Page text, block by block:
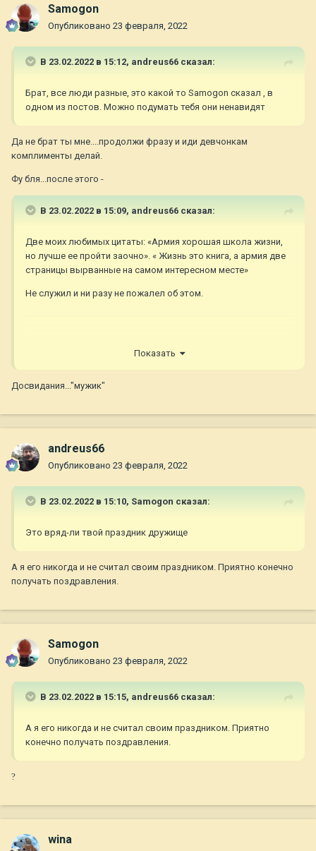
Samogon
Опубликовано 23 февраля, 2022
В 23.02.2022 в 15:12, andreus66 сказал:
Брат, все люди разные, это какой то Samogon сказал , в
одном из постов. Можно подумать тебя они ненавидят
Да не брат ты мне....продолжи фразу и иди девчонкам
комплименты делай.
Фу бля...после этого -
В 23.02.2022 в 15:09, andreus66 сказал:
Две моих любимых цитаты: «Армия хорошая школа жизни,
но лучше ее пройти заочно». « Жизнь это книга, а армия две
страницы вырванные на самом интересном месте»
Не служил и ни разу не пожалел об этом.
Показать
Досвидания..."мужик"
andreus66
Опубликовано 23 февраля, 2022
В 23.02.2022 в 15:10, Samogon сказал:
Это вряд-ли твой праздник дружище
А я его никогда и не считал своим праздником. Приятно конечно
получать поздравления.
Samogon
Опубликовано 23 февраля, 2022
В 23.02.2022 в 15:15, andreus66 сказал:
А я его никогда и не считал своим праздником. Приятно
конечно получать поздравления.
?
wina